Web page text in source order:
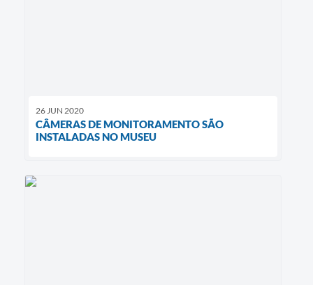
26 JUN 2020
CÂMERAS DE MONITORAMENTO SÃO
INSTALADAS NO MUSEU